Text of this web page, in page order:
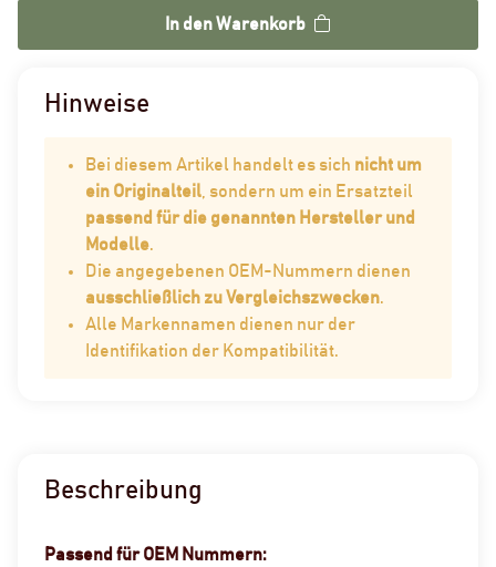
In den Warenkorb
Hinweise
Bei diesem Artikel handelt es sich nicht um
ein Originalteil , sondern um ein Ersatzteil
passend für die genannten Hersteller und
Modelle.
Die angegebenen OEM-Nummern dienen
ausschließlich zu Vergleichszwecken.
Alle Markennamen dienen nur der
Identifikation der Kompatibilität.
Beschreibung
Passend für OEM Nummern: